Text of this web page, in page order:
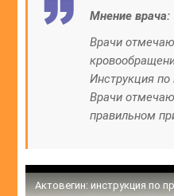
Мнение врача:
Врачи
Инструкция
Врачи
правильном
Актовегин: инструкция по